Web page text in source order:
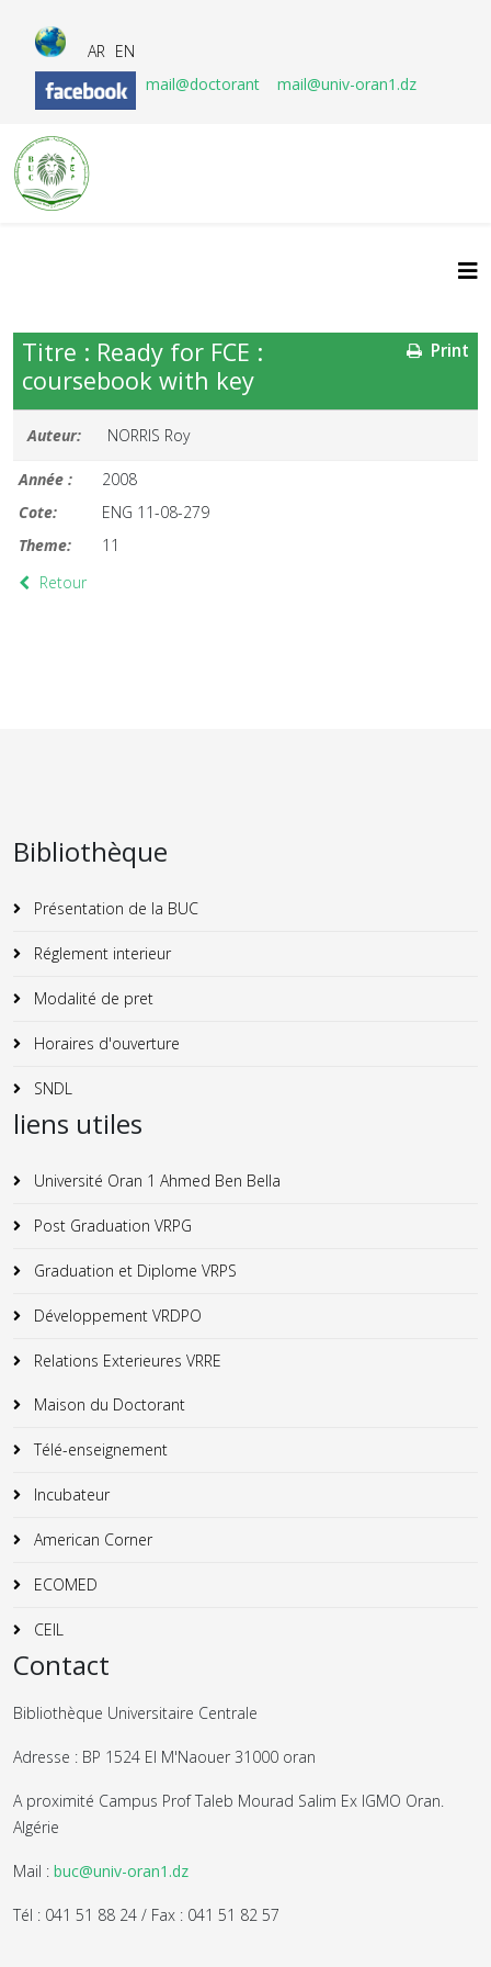
AR EN
mail@doctorant
mail@univ-oran1.dz
Print
Titre : Ready for FCE :
coursebook with key
Auteur: NORRIS Roy
Année :
2008
Cote:
ENG 11-08-279
Theme:
11
Retour
Bibliothèque
Présentation de la BUC
Réglement interieur
Modalité de pret
Horaires d'ouverture
SNDL
liens utiles
Université Oran 1 Ahmed Ben Bella
Post Graduation VRPG
Graduation et Diplome VRPS
Développement VRDPO
Relations Exterieures VRRE
Maison du Doctorant
Télé-enseignement
Incubateur
American Corner
ECOMED
CEIL
Contact
Bibliothèque Universitaire Centrale
Adresse : BP 1524 El M'Naouer 31000 oran
A proximité Campus Prof Taleb Mourad Salim Ex IGMO Oran.
Algérie
Mail : buc@univ-oran1.dz
Tél : 041 51 88 24 / Fax : 041 51 82 57